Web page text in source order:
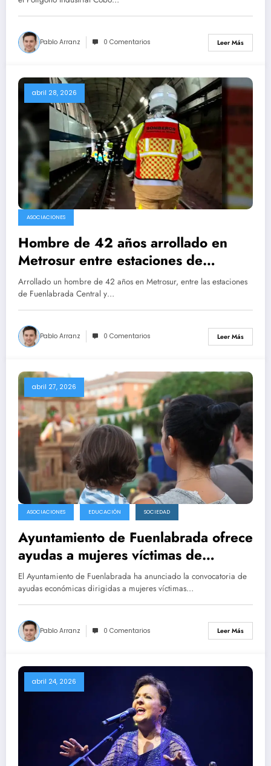
Pablo Arranz 0 Comentarios Leer Más
abril 28, 2026
ASOCIACIONES
Hombre de 42 años arrollado en
Metrosur entre estaciones de
Fuenlabrada Central y Parque
Europa. Excárcelado por bomberos
y trasladado al Hospital 12 de
Octubre.
Arrollado un hombre de 42 años en Metrosur, entre las estaciones
de Fuenlabrada Central y…
Pablo Arranz 0 Comentarios Leer Más
abril 27, 2026
ASOCIACIONES EDUCACIÓN SOCIEDAD
Ayuntamiento de Fuenlabrada ofrece
ayudas a mujeres víctimas de
violencia machista y sus hijos
El Ayuntamiento de Fuenlabrada ha anunciado la convocatoria de
ayudas económicas dirigidas a mujeres víctimas…
Pablo Arranz 0 Comentarios Leer Más
abril 24, 2026